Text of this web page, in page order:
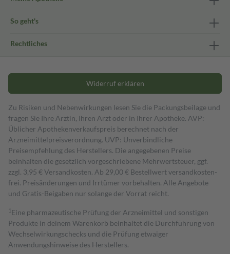
So geht's
Rechtliches
Widerruf erklären
Zu Risiken und Nebenwirkungen lesen Sie die Packungsbeilage und
fragen Sie Ihre Ärztin, Ihren Arzt oder in Ihrer Apotheke. AVP:
Üblicher Apothekenverkaufspreis berechnet nach der
Arzneimittelpreisverordnung. UVP: Unverbindliche
Preisempfehlung des Herstellers. Die angegebenen Preise
beinhalten die gesetzlich vorgeschriebene Mehrwertsteuer, ggf.
zzgl. 3,95 € Versandkosten. Ab 29,00 € Bestell­wert versand­kosten­
frei. Preisänderungen und Irrtümer vorbehalten. Alle Angebote
und Gratis-Beigaben nur solange der Vorrat reicht.
1 Eine pharmazeutische Prüfung der Arzneimittel und sonstigen
Produkte in deinem Warenkorb beinhaltet die Durchführung von
Wechselwirkungschecks und die Prüfung etwaiger
Anwendungshinweise des Herstellers.